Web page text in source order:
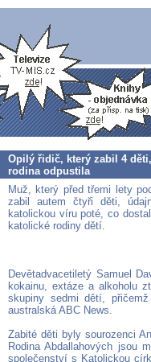
Opilý řidič, který zabil 4
rodina odpustila
Muž, který před třemi lety
zabil autem čtyři děti,
katolickou víru poté, co
katolické rodiny dětí.
Devětadvacetiletý Samuel
kokainu, extáze a alkoholu
skupiny sedmi dětí,
australská ABC News.
Zabité děti byly sourozenci
Rodina Abdallahových jsou
společenství s Katolickou